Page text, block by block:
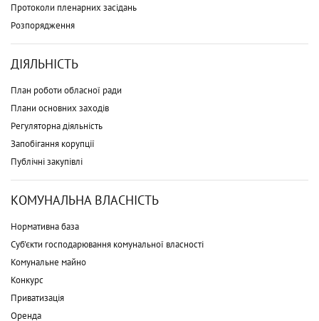
Протоколи пленарних засідань
Розпорядження
ДІЯЛЬНІСТЬ
План роботи обласної ради
Плани основних заходів
Регуляторна діяльність
Запобігання корупції
Публічні закупівлі
КОМУНАЛЬНА ВЛАСНІСТЬ
Нормативна база
Суб'єкти господарювання комунальної власності
Комунальне майно
Конкурс
Приватизація
Оренда